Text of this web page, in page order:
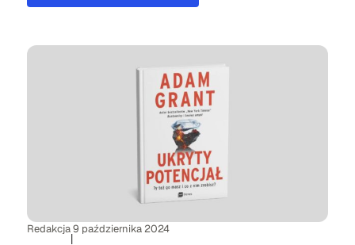
Redakcja
|
9 października 2024